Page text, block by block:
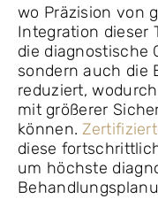
wo Präzision von
Integration dieser
die diagnostische
sondern auch die
reduziert,
mit größerer
können.
diese
um höchste